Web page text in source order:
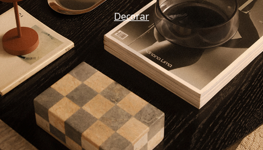
Decorar